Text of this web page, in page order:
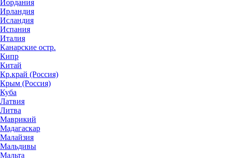
Иордания
Ирландия
Исландия
Испания
Италия
Канарские остр.
Кипр
Китай
Кр.край (Россия)
Крым (Россия)
Куба
Латвия
Литва
Маврикий
Мадагаскар
Малайзия
Мальдивы
Мальта